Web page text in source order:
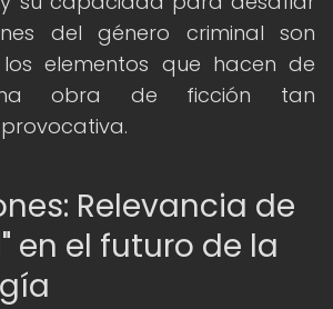
del género criminal son
elementos que hacen de
obra de ficción tan
Relevancia de
en el futuro de la